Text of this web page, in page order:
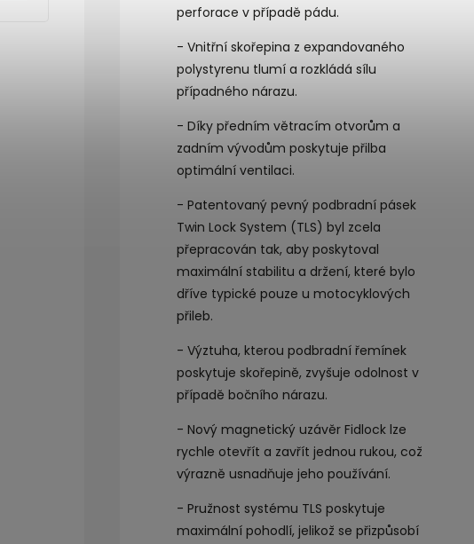
perforace v případě pádu.
- Vnitřní skořepina z expandovaného
polystyrenu tlumí a rozkládá sílu
případného nárazu.
- Díky předním větracím otvorům a
zadním vývodům poskytuje přilba
optimální ventilaci.
- Patentovaný pevný podbradní pásek
Twin Lock System (TLS) byl zcela
přepracován tak, aby poskytoval
maximální stabilitu a držení, které bylo
dříve typické pouze u motocyklových
přileb.
- Výztuha, kterou podbradní řemínek
poskytuje skořepině, zvyšuje odolnost v
případě bočního nárazu.
- Nový magnetický uzávěr Fidlock lze
rychle otevřít a zavřít jednou rukou, což
výrazně usnadňuje jeho používání.
- Pružnost systému TLS poskytuje
maximální pohodlí, jelikož se přizpůsobí